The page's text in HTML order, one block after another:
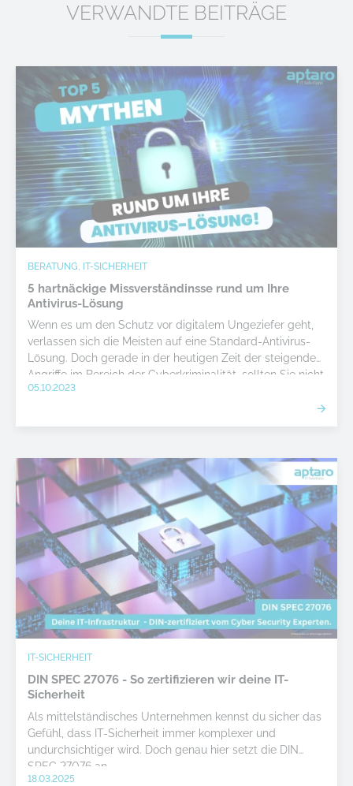
VERWANDTE BEITRÄGE
BERATUNG, IT-SICHERHEIT
5 hartnäckige Missverständinsse rund um Ihre
Antivirus-Lösung
Wenn es um den Schutz vor digitalem Ungeziefer geht,
verlassen sich die Meisten auf eine Standard-Antivirus-
Lösung. Doch gerade in der heutigen Zeit der steigenden
Angriffe im Bereich der Cyberkriminalität, sollten Sie nicht
allzu leichtsinnig mit der Sicherheit Ihrer IT umgehen.
um Ihre Antivirus-Lösung.
05.10.2023
IT-SICHERHEIT
DIN SPEC 27076 - So zertifizieren wir deine IT-
Sicherheit
Als mittelständisches Unternehmen kennst du sicher das
Gefühl, dass IT-Sicherheit immer komplexer und
undurchsichtiger wird. Doch genau hier setzt die DIN
SPEC 27076 an.
18.03.2025